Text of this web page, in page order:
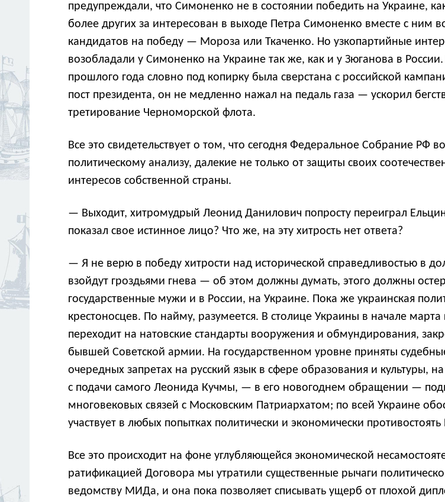
предупреждали, что Симоненко не в состоянии победить на Украине,
более других за интересован в выходе Петра Симоненко вместе с ним
кандидатов на победу — Мороза или Ткаченко. Но узкопартийные
возобладали у Симоненко на Украине так же, как и у Зюганова в
прошлого года словно под копирку была сверстана с российской
пост президента, он не медленно нажал на педаль газа — ускорил
третирование Черноморской флота.
Все это свидетельствует о том, что сегодня Федеральное Собрание РФ
политическому анализу, далекие не только от защиты своих
интересов собственной страны.
— Выходит, хитромудрый Леонид Данилович попросту переиграл
показал свое истинное лицо? Что же, на эту хитрость нет ответа?
— Я не верю в победу хитрости над исторической справедливостью в
взойдут гроздьями гнева — об этом должны думать, этого должны
государственные мужи и в России, на Украине. Пока же украинская
крестоносцев. По найму, разумеется. В столице Украины в начале
переходит на натовские стандарты вооружения и обмундирования,
бывшей Советской армии. На государственном уровне приняты
очередных запретах на русский язык в сфере образования и культуры,
с подачи самого Леонида Кучмы, — в его новогоднем обращении —
многовековых связей с Московским Патриархатом; по всей Украине
участвует в любых попытках политически и экономически
Все это происходит на фоне углубляющейся экономической
ратификацией Договора мы утратили существенные рычаги
ведомству МИДа, и она пока позволяет списывать ущерб от плохой